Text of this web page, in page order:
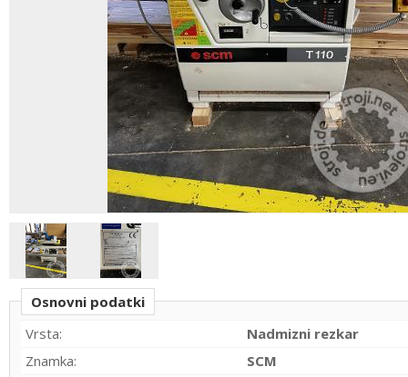
Osnovni podatki
Vrsta:
Nadmizni rezkar
Znamka:
SCM